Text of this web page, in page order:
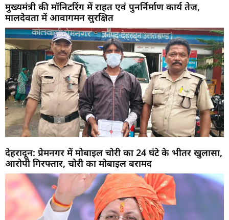
मुख्यमंत्री की मॉनिटरिंग में राहत एवं पुनर्निर्माण कार्य तेज,
मालदेवता में आवागमन सुरक्षित
देहरादून: प्रेमनगर में मोबाइल चोरी का 24 घंटे के भीतर खुलासा,
आरोपी गिरफ्तार, चोरी का मोबाइल बरामद